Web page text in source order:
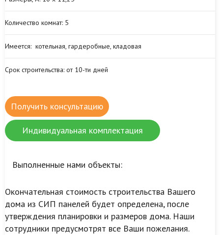
Количество комнат: 5
Имеется: котельная, гардеробные, кладовая
Срок строительства: от 10-ти дней
Получить консультацию
Индивидуальная комплектация
Выполненные нами объекты:
Окончательная стоимость строительства Вашего
дома из СИП панелей будет определена, после
утверждения планировки и размеров дома. Наши
сотрудники предусмотрят все Ваши пожелания.